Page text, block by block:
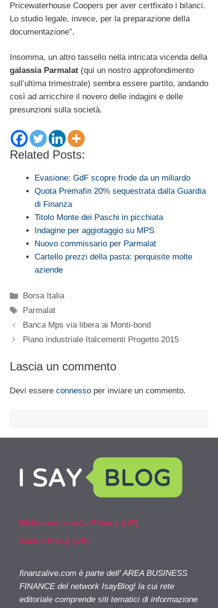
Pricewaterhouse Coopers per aver certfixato i bilanci.
Lo studio legale, invece, per la preparazione della
documentazione”.
Insomma, un altro tassello nella intricata vicenda della
galassia Parmalat (qui un nostro approfondimento
sull’ultima trimestrale) sembra essere partito, andando
così ad arricchire il novero delle indagini e delle
presunzioni sulla società.
Related Posts:
Evasione: GdF scopre frode da un miliardo
Quota Premafin 20% sequestrata dalla Guardia
di Finanza
Titolo Monte dei Paschi in picchiata
Indagine per aggiotaggio su MPS
Nuovo commissario per Parmalat
Cartello prezzi della pasta: perquisite molte
aziende
Categorie
Borsa Italia
Tag
Parmalat
Banca Mps via libera ai Monti-bond
Piano industriale Italcementi Progetto 2015
Lascia un commento
Devi essere connesso per inviare un commento.
Dichiarazione sulla Privacy (UE)
Cookie Policy (UE)
finanzalive.com è parte dell' AREA BUSINESS
FINANCE del network IsayBlog! la cui rete
editoriale comprende siti tematici di informazione